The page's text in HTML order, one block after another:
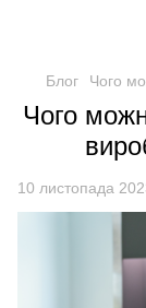
Блог Чого
Чого
10 листопада